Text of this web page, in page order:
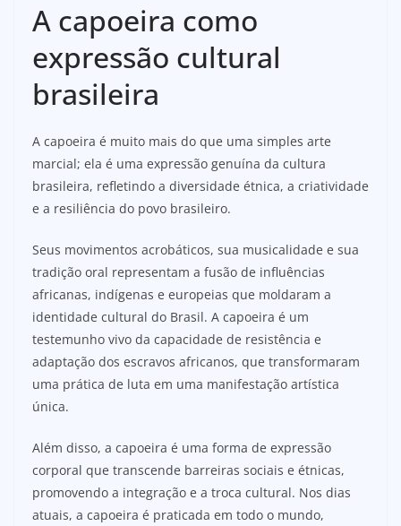
A capoeira como
expressão cultural
brasileira
A capoeira é muito mais do que uma simples arte
marcial; ela é uma expressão genuína da cultura
brasileira, refletindo a diversidade étnica, a criatividade
e a resiliência do povo brasileiro.
Seus movimentos acrobáticos, sua musicalidade e sua
tradição oral representam a fusão de influências
africanas, indígenas e europeias que moldaram a
identidade cultural do Brasil. A capoeira é um
testemunho vivo da capacidade de resistência e
adaptação dos escravos africanos, que transformaram
uma prática de luta em uma manifestação artística
única.
Além disso, a capoeira é uma forma de expressão
corporal que transcende barreiras sociais e étnicas,
promovendo a integração e a troca cultural. Nos dias
atuais, a capoeira é praticada em todo o mundo,